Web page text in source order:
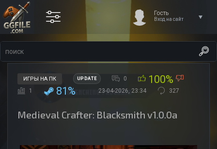
Гость
Вход на сайт
ИГРЫ НА ПК UPDATE 0 100%
1 81% 23-04-2026, 23:34 327
Medieval Crafter: Blacksmith v1.0.0a